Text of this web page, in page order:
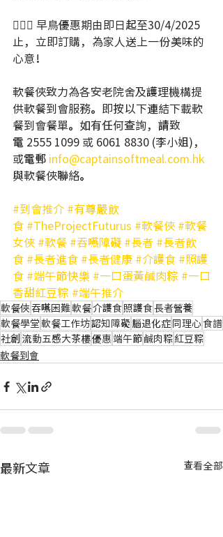
💁🏻‍♀️ 早鳥優惠期由即日起至30/4/2025
止，立即訂購，為家人送上一份美味的
心意！
軟餐俠致力為各安老院舍及護理機構提
供軟餐到會服務。即按以下連結下載軟
餐到會餐單。如有任何查詢，請致
電 2555 1099 或 6061 8830 (李小姐)，
或電郵 info@captainsoftmeal.com.hk
與軟餐俠聯絡。
#到會推介 #有尊嚴飲
食 #TheProjectFuturus #軟餐俠 #軟餐
女俠 #軟餐 #吞嚥障礙 #長者 #長者飲
食 #長者進食 #長者健康 #介護食 #照護
食 #端午節快樂 #一口蛋黃鹹肉粽 #一口
香甜紅豆粽 #端午推介
軟餐俠吞嚥困難軟餐介護食照護食長者營養
軟餐學堂軟餐工作坊認知障礙 腦退化症同理心食譜
社創 流動五感大茶樓優惠 端午節鹹肉粽紅豆粽
軟餐到會
最新文章 查看全部